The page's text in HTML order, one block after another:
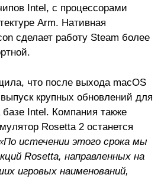
Intel, с процессорами
Arm. Нативная
сделает работу Steam более
что после выхода macOS
крупных обновлений для
Intel. Компания также
Rosetta 2 останется
истечении этого срока мы
Rosetta, направленных на
игровых наименований,